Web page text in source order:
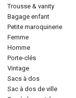
trousse & vanity
bagage enfant
petite maroquinerie
femme
homme
porte-clés
vintage
sacs à dos
sac à dos de ville